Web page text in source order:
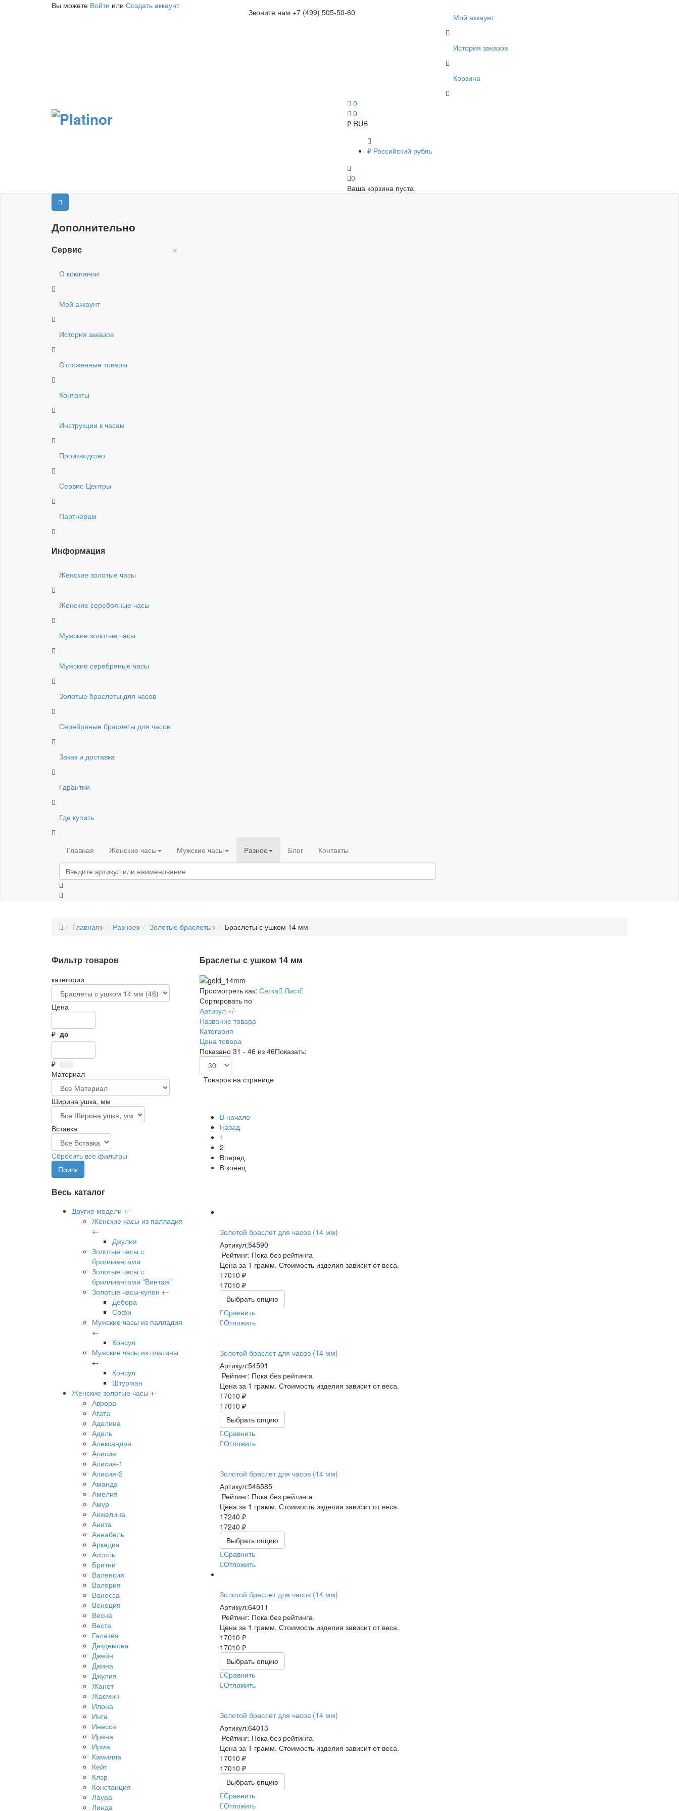
Вы можете Войти или Создать аккаунт
Звоните нам +7 (499) 505-50-60 Мой аккаунт
История заказов
Корзина
0
0
₽ RUB
₽ Российский рубль
0
Ваша корзина пуста
Дополнительно
×
Сервис
О компании
Мой аккаунт
История заказов
Отложенные товары
Контакты
Инструкции к часам
Производство
Сервис-Центры
Партнерам
Информация
Женские золотые часы
Женские серебряные часы
Мужские золотые часы
Мужские серебряные часы
Золотые браслеты для часов
Серебряные браслеты для часов
Заказ и доставка
Гарантии
Где купить
Главная Женские часы Мужские часы Разное Блог Контакты
Главная> Разное> Золотые браслеты> Браслеты с ушком 14 мм
Фильтр товаров
категории
Цена
₽ до
₽
Материал
Ширина ушка, мм
Вставка
Сбросить все фильтры
Весь каталог
Другие модели +-
Женские часы из палладия
+-
Джулия
Золотые часы с
бриллиантами
Золотые часы с
бриллиантами "Винтаж"
Золотые часы-кулон +-
Дебора
Софи
Мужские часы из палладия
+-
Консул
Мужские часы из платины
+-
Консул
Штурман
Женские золотые часы +-
Аврора
Агата
Аделина
Адель
Александра
Алисия
Алисия-1
Алисия-2
Аманда
Амелия
Амур
Анжелина
Анита
Аннабель
Аркадия
Ассоль
Бритни
Валенсия
Валерия
Ванесса
Венеция
Весна
Веста
Галатея
Дездемона
Джейн
Джина
Джулия
Жанет
Жасмин
Илона
Инга
Инесса
Ирена
Ирма
Камилла
Кейт
Клэр
Констанция
Лаура
Линда
Браслеты с ушком 14 мм
Просмотреть как: Сетка
Лист
Сортировать по
Артикул +/-
Название товара
Категория
Цена товара
Показано 31 - 46 из 46Показать:
Товаров на странице
В начало
Назад
1
2
Вперед
В конец
Золотой браслет для часов (14 мм)
Артикул:54590
Рейтинг: Пока без рейтинга
Цена за 1 грамм. Стоимость изделия зависит от веса.
17010 ₽
17010 ₽
Выбрать опцию
Сравнить
Отложить
Золотой браслет для часов (14 мм)
Артикул:54591
Рейтинг: Пока без рейтинга
Цена за 1 грамм. Стоимость изделия зависит от веса.
17010 ₽
17010 ₽
Выбрать опцию
Сравнить
Отложить
Золотой браслет для часов (14 мм)
Артикул:546585
Рейтинг: Пока без рейтинга
Цена за 1 грамм. Стоимость изделия зависит от веса.
17240 ₽
17240 ₽
Выбрать опцию
Сравнить
Отложить
Золотой браслет для часов (14 мм)
Артикул:64011
Рейтинг: Пока без рейтинга
Цена за 1 грамм. Стоимость изделия зависит от веса.
17010 ₽
17010 ₽
Выбрать опцию
Сравнить
Отложить
Золотой браслет для часов (14 мм)
Артикул:64013
Рейтинг: Пока без рейтинга
Цена за 1 грамм. Стоимость изделия зависит от веса.
17010 ₽
17010 ₽
Выбрать опцию
Сравнить
Отложить